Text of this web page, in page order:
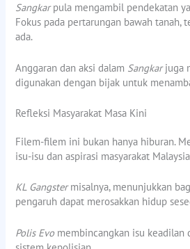
Sangkarpula mengambil pendekatan
Fokus pada pertarungan bawah tanah,
ada.
Anggaran dan aksi dalam Sangkarjuga
digunakan dengan bijak untuk
Refleksi Masyarakat Masa Kini
Filem-filem ini bukan hanya hiburan.
isu-isu dan aspirasi masyarakat
KL Gangstermisalnya, menunjukkan
pengaruh dapat merosakkan hidup
Polis Evo membincangkan isu